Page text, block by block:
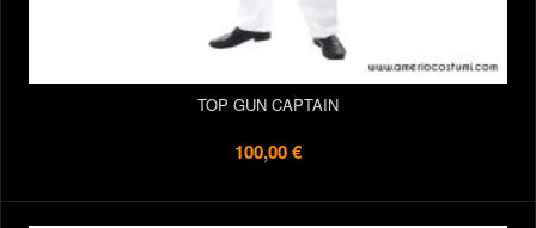
TOP GUN CAPTAIN
100,00 €